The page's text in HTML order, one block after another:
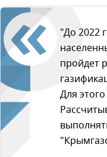
"До 2022
пройдет
Для